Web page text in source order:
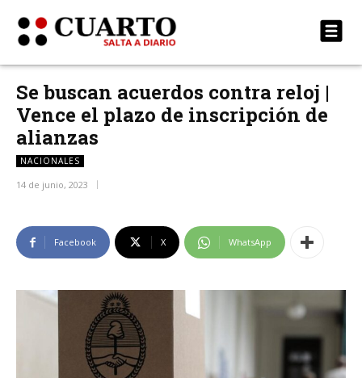
Se buscan acuerdos contra reloj |
Vence el plazo de inscripción de
alianzas
NACIONALES
14 de junio, 2023
Facebook X WhatsApp